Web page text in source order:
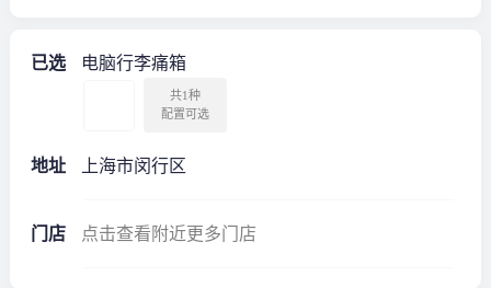
已选 电脑行李痛箱
共1种
配置可选
地址 上海市闵行区
门店 点击查看附近更多门店